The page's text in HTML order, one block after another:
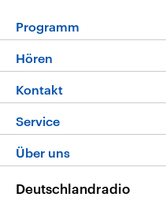
Programm
Programm
Die Nachrichten
Nachrichtenleicht
Neue Beiträge auf
Hören
Livestream
Podcasts
Deutschlandfunk
Nachrichten App
Kontakt
Hörerservice
Service
FAQ
Über uns
Deutschlandradio